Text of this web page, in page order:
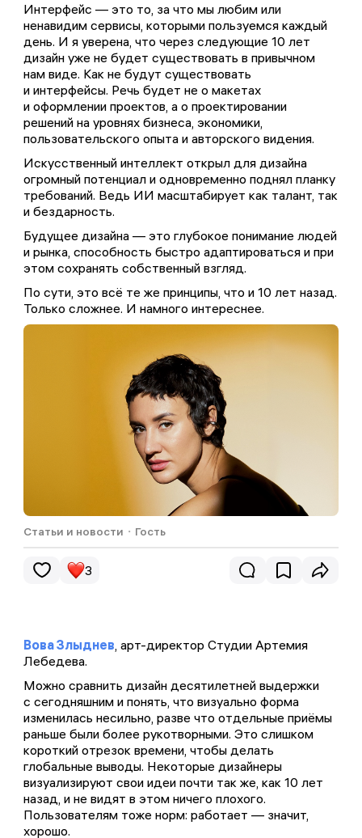
Интерфейс — это то, за что мы любим или
ненавидим сервисы, которыми пользуемся каждый
день. И я уверена, что через следующие 10 лет
дизайн уже не будет существовать в привычном
нам виде. Как не будут существовать
и интерфейсы. Речь будет не о макетах
и оформлении проектов, а о проектировании
решений на уровнях бизнеса, экономики,
пользовательского опыта и авторского видения.
Искусственный интеллект открыл для дизайна
огромный потенциал и одновременно поднял планку
требований. Ведь ИИ масштабирует как талант, так
и бездарность.
Будущее дизайна — это глубокое понимание людей
и рынка, способность быстро адаптироваться и при
этом сохранять собственный взгляд.
По сути, это всё те же принципы, что и 10 лет назад.
Только сложнее. И намного интереснее.
Статьи и новости ・ Гость
3
Комментариев пока не было...
Обменивайтесь эмоциями и мнением. Редакция
читает все комментарии, а на некоторые —
отвечает
Вова Злыднев, арт-директор Студии Артемия
Лебедева.
Можно сравнить дизайн десятилетней выдержки
с сегодняшним и понять, что визуально форма
изменилась несильно, разве что отдельные приёмы
раньше были более рукотворными. Это слишком
короткий отрезок времени, чтобы делать
глобальные выводы. Некоторые дизайнеры
визуализируют свои идеи почти так же, как 10 лет
назад, и не видят в этом ничего плохого.
Пользователям тоже норм: работает — значит,
хорошо.